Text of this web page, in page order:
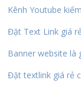
Kênh Youtube
Đặt Text Link giá
Banner website là
Đặt textlink giá rẻ